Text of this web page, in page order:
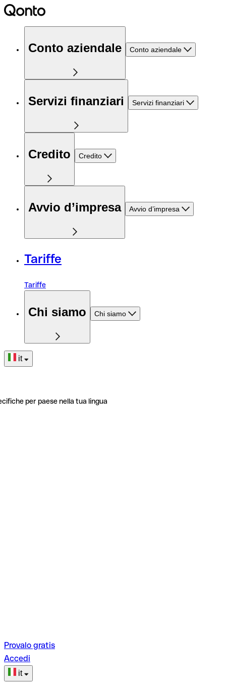
Conto aziendale Conto aziendale
Servizi finanziari Servizi finanziari
Credito Credito
Avvio d’impresa Avvio d’impresa
Tariffe
Tariffe
Chi siamo Chi siamo
it
per paese nella tua lingua
Provalo gratis
Accedi
it